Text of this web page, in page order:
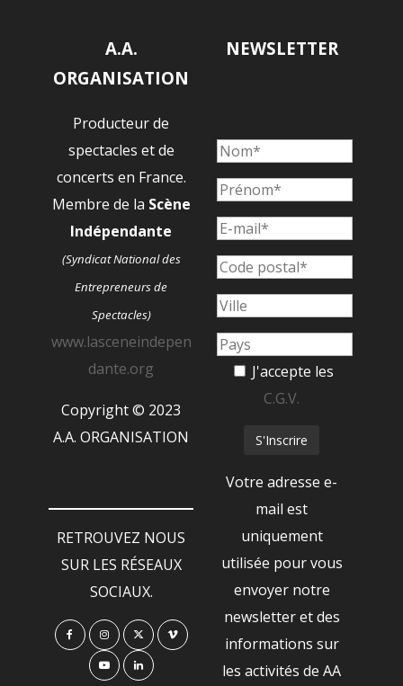
A.A.
ORGANISATION
Producteur de
spectacles et de
concerts en France.
Membre de la Scène
Indépendante
(Syndicat National des
Entrepreneurs de
Spectacles)
www.lasceneindepen
dante.org
Copyright © 2023
A.A. ORGANISATION
RETROUVEZ NOUS
SUR LES RÉSEAUX
SOCIAUX.
NEWSLETTER
J'accepte les
C.G.V.
Votre adresse e-
mail est
uniquement
utilisée pour vous
envoyer notre
newsletter et des
informations sur
les activités de AA